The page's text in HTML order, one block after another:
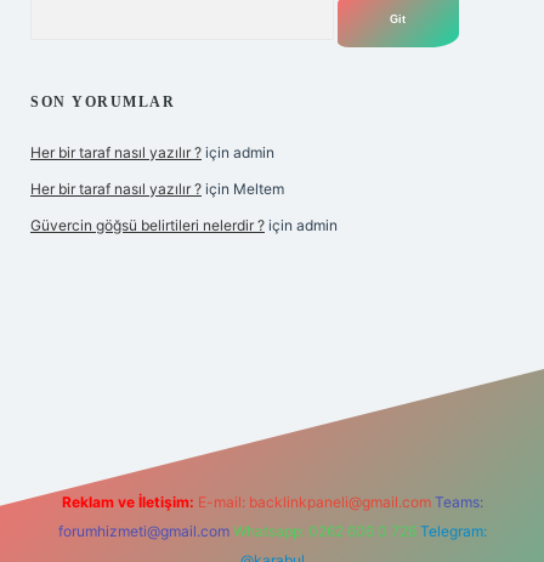
SON YORUMLAR
Her bir taraf nasıl yazılır ? için admin
Her bir taraf nasıl yazılır ? için Meltem
Güvercin göğsü belirtileri nelerdir ? için admin
Reklam ve İletişim: E-mail: backlinkpaneli@gmail.com Teams:
forumhizmeti@gmail.com Whatsapp: 0262 606 0 726 Telegram: